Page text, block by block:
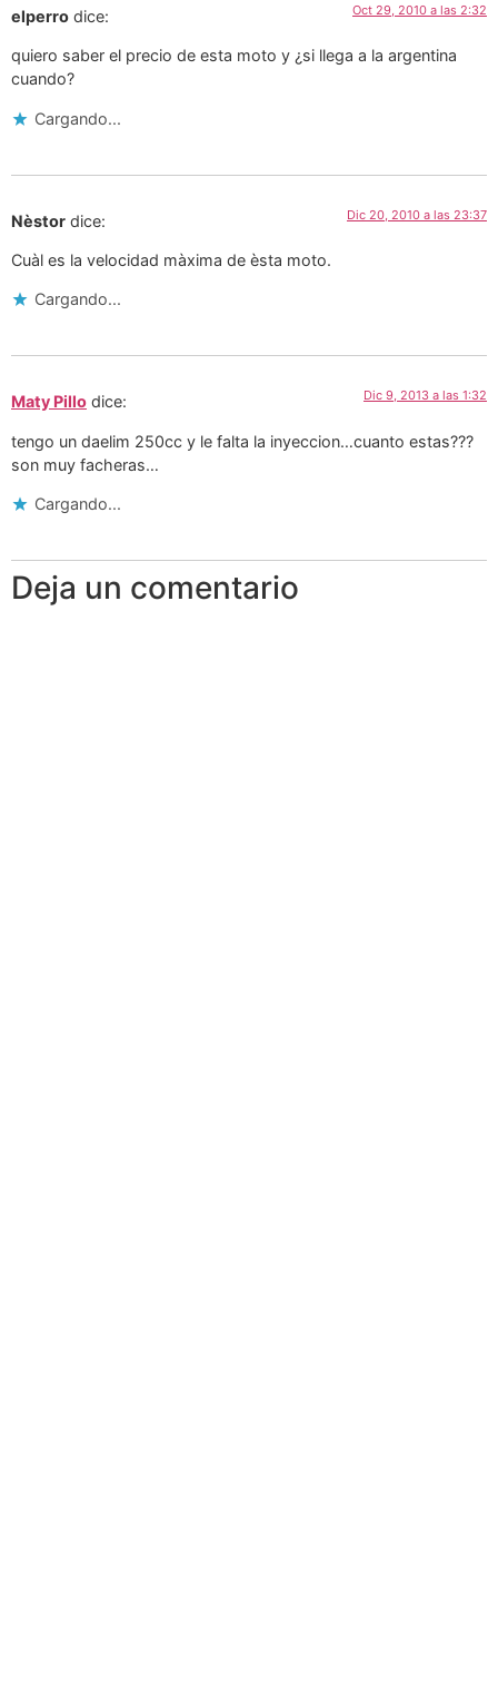
elperro dice: Oct 29, 2010 a las 2:32
quiero saber el precio de esta moto y ¿si llega a la argentina
cuando?
Cargando...
Nèstor dice: Dic 20, 2010 a las 23:37
Cuàl es la velocidad màxima de èsta moto.
Cargando...
Maty Pillo dice: Dic 9, 2013 a las 1:32
tengo un daelim 250cc y le falta la inyeccion…cuanto estas???
son muy facheras…
Cargando...
Deja un comentario